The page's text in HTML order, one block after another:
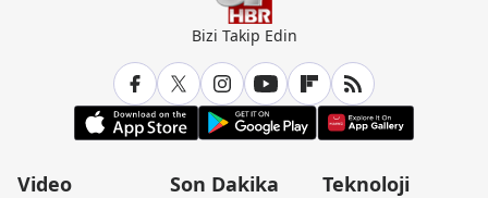
Bizi Takip Edin
Video
Son Dakika
Teknoloji